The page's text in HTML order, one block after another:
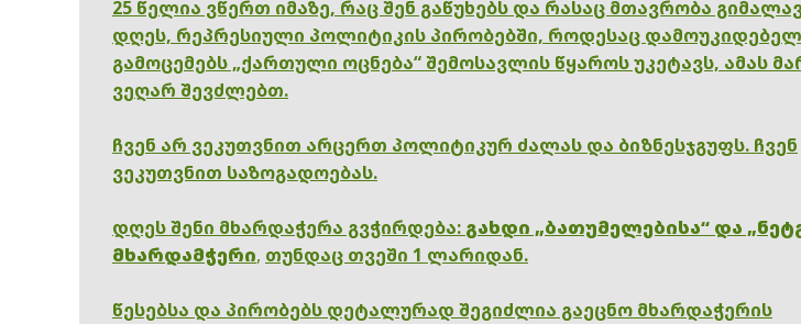
25 წელია ვწერთ იმაზე, რაც შენ გაწუხებს და რასაც მთავრობა
დღეს, რეპრესიული პოლიტიკის პირობებში, როდესაც დამოუკიდებელ
გამოცემებს „ქართული ოცნება“ შემოსავლის წყაროს უკეტავს, ამას
ვეღარ შევძლებთ.
ჩვენ არ ვეკუთვნით არცერთ პოლიტიკურ ძალას და ბიზნესჯგუფს. ჩვენ
ვეკუთვნით საზოგადოებას.
დღეს შენი მხარდაჭერა გვჭირდება: გახდი „ბათუმელებისა“ და
მხარდამჭერი, თუნდაც თვეში 1 ლარიდან.
წესებსა და პირობებს დეტალურად შეგიძლია გაეცნო მხარდაჭერის